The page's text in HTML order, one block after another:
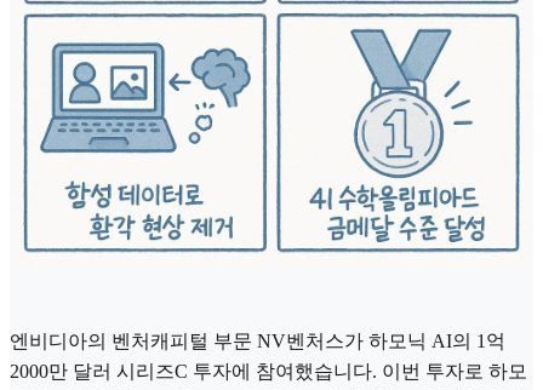
엔비디아의 벤처캐피털 부문 NV벤처스가 하모닉 AI의 1억
2000만 달러 시리즈C 투자에 참여했습니다. 이번 투자로 하모